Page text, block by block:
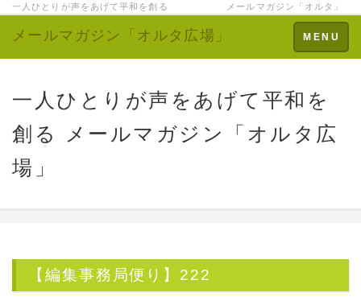
一人ひとりが声をあげて平和を創る メールマガジン「オルタ」
Toggle
navigation
MENU
メールマガジン「オルタ広場」
一人ひとりが声をあげて平和を
創る メールマガジン「オルタ広
場」
【編集事務局便り】222